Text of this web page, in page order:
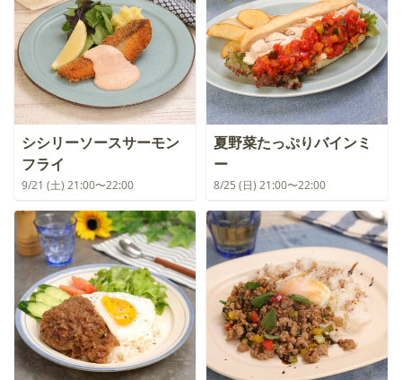
シシリーソースサーモン
フライ
9/21 (土) 21:00〜22:00
夏野菜たっぷりバインミ
ー
8/25 (日) 21:00〜22:00